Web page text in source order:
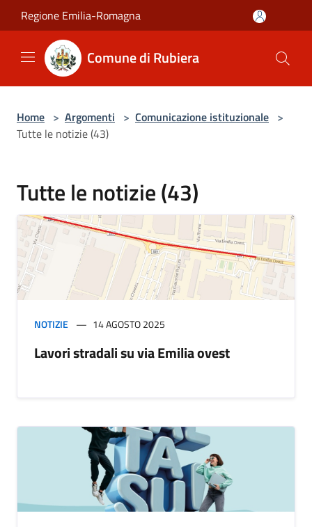
Salta al contenuto principale
Regione Emilia-Romagna
Comune di Rubiera
Home > Argomenti > Comunicazione istituzionale >
Tutte le notizie (43)
Tutte le notizie (43)
NOTIZIE 14 AGOSTO 2025
Lavori stradali su via Emilia ovest